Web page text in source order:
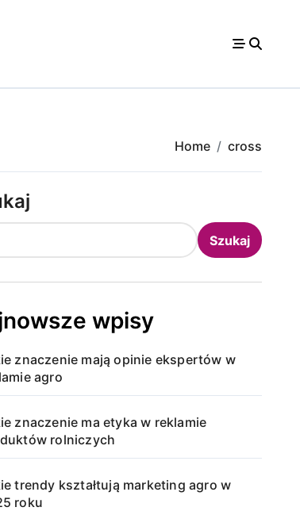
Home cross
Szukaj
wpisy
znaczenie mają opinie ekspertów w
agro
znaczenie ma etyka w reklamie
rolniczych
trendy kształtują marketing agro w
roku